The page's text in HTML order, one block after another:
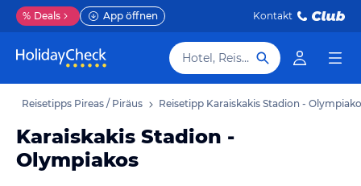
% Deals App öffnen Kontakt
Hotel, Reiseziel
Reisetipps Pireas / Piräus Reisetipp Karaiskakis Stadion -
Karaiskakis Stadion -
Olympiakos